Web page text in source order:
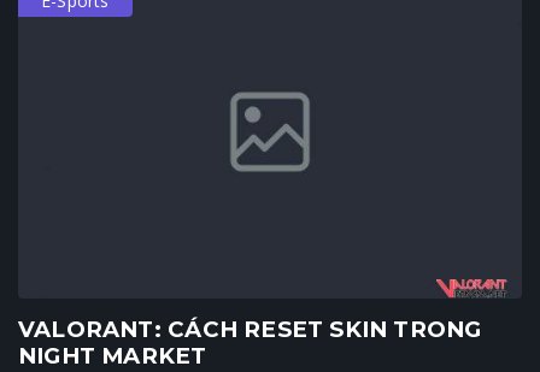
VALORANT: CÁCH RESET SKIN TRONG
NIGHT MARKET